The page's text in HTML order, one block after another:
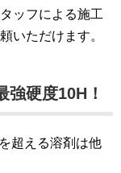
ッフによる施工
いただけます。
強硬度10H！
超える溶剤は他